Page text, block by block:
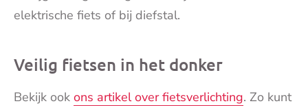
elektrische fiets of bij diefstal.
Veilig fietsen in het donker
Bekijk ook ons artikel over fietsverlichting. Zo kunt